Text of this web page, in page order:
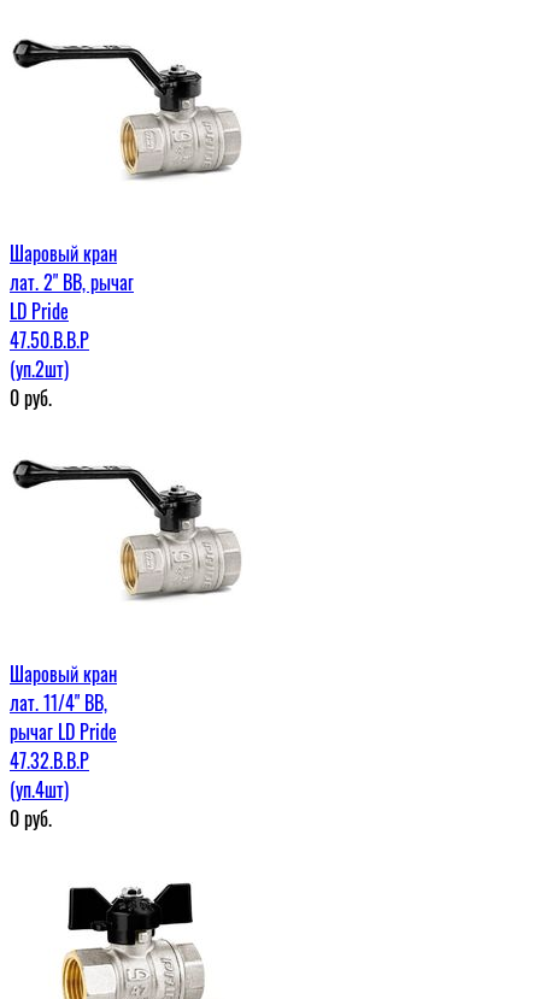
Шаровый кран
лат. 2" ВВ, рычаг
LD Pride
47.50.В.В.Р
(уп.2шт)
0руб.
Шаровый кран
лат. 11/4" ВВ,
рычаг LD Pride
47.32.В.В.Р
(уп.4шт)
0руб.